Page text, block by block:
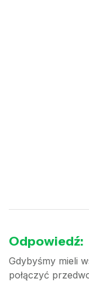
Odpowiedź:
Gdybyśmy mieli
połączyć